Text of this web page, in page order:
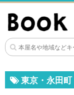
東京・永田町